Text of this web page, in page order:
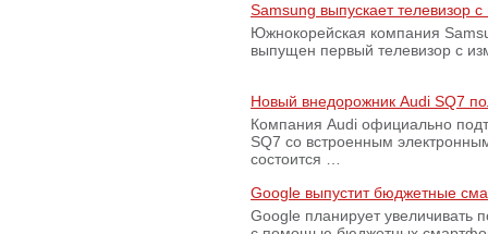
Samsung выпускает телевизор
Южнокорейская компания
выпущен первый телевизор с
Новый внедорожник Audi SQ7
Компания Audi официально
SQ7 со встроенным
состоится …
Google выпустит бюджетные
Google планирует увеличивать